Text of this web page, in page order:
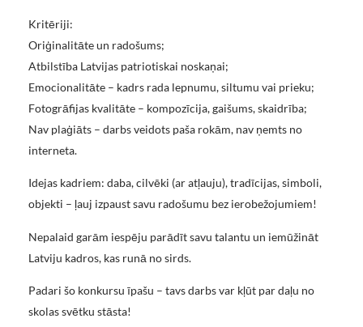
Kritēriji:
Oriģinalitāte un radošums;
Atbilstība Latvijas patriotiskai noskaņai;
Emocionalitāte – kadrs rada lepnumu, siltumu vai prieku;
Fotogrāfijas kvalitāte – kompozīcija, gaišums, skaidrība;
Nav plaģiāts – darbs veidots paša rokām, nav ņemts no
interneta.
Idejas kadriem: daba, cilvēki (ar atļauju), tradīcijas, simboli,
objekti – ļauj izpaust savu radošumu bez ierobežojumiem!
Nepalaid garām iespēju parādīt savu talantu un iemūžināt
Latviju kadros, kas runā no sirds.
Padari šo konkursu īpašu – tavs darbs var kļūt par daļu no
skolas svētku stāsta!